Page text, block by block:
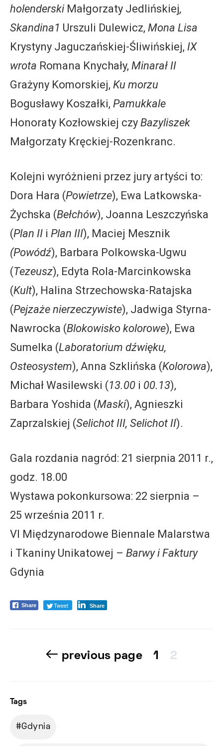
holenderski Małgorzaty Jedlińskiej,
Skandina1 Urszuli Dulewicz, Mona Lisa
Krystyny Jaguczańskiej-Śliwińskiej, IX
wrota Romana Knychały, Minarał II
Grażyny Komorskiej, Ku morzu
Bogusławy Koszałki, Pamukkale
Honoraty Kozłowskiej czy Bazyliszek
Małgorzaty Kręckiej-Rozenkranc.
Kolejni wyróżnieni przez jury artyści to:
Dora Hara (Powietrze), Ewa Latkowska-
Żychska (Bełchów), Joanna Leszczyńska
(Plan II i Plan III), Maciej Mesznik
(Powódź), Barbara Polkowska-Ugwu
(Tezeusz), Edyta Rola-Marcinkowska
(Kult), Halina Strzechowska-Ratajska
(Pejzaże nierzeczywiste), Jadwiga Styrna-
Nawrocka (Blokowisko kolorowe), Ewa
Sumelka (Laboratorium dźwięku,
Osteosystem), Anna Szklińska (Kolorowa),
Michał Wasilewski (13.00 i 00.13),
Barbara Yoshida (Maski), Agnieszki
Zaprzalskiej (Selichot III, Selichot II).
Gala rozdania nagród: 21 sierpnia 2011 r.,
godz. 18.00
Wystawa pokonkursowa: 22 sierpnia –
25 września 2011 r.
VI Międzynarodowe Biennale Malarstwa
i Tkaniny Unikatowej – Barwy i Faktury
Gdynia
Share Tweet Share
previous page 1 2
Tags
Gdynia